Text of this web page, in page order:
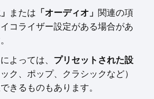
または 「オーディオ」 関連の項
コライザー設定がある場合があ
よっては、 プリセットされた設
ック、ポップ、クラシックなど）
きるものもあります。